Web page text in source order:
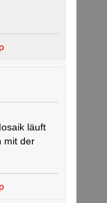
läuft
mit der